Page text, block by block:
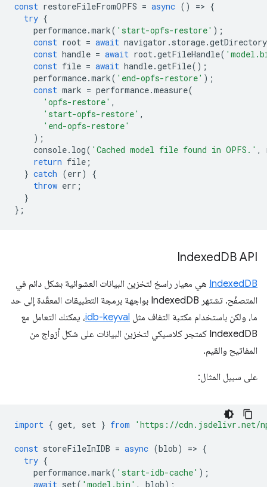
const restoreFileFromOPFS = async () => {
try {
performance.mark( 'start-opfs-restore' );
const root = await navigator . storage.getDirectory
const handle = await root.getFileHandle(
const file = await handle.getFile();
performance.mark( 'end-opfs-restore' );
const mark = performance.measure(
'opfs-restore' ,
'start-opfs-restore' ,
'end-opfs-restore'
);
console. log( 'Cached model file found in OPFS.' ,
return file ;
} catch (err)
{
throw err ;
}
};
IndexedDB API
IndexedDB هي معيار راسخ لتخزين البيانات العشوائية بشكل دائم في
المتصفّح. تشتهر IndexedDB بواجهة برمجة التطبيقات المعقّدة إلى حد
ما، ولكن باستخدام مكتبة التفاف مثل idb-keyval، يمكنك التعامل مع
IndexedDB كمتجر كلاسيكي لتخزين البيانات على شكل أزواج من
المفاتيح والقيم.
على سبيل المثال:
import { get, set } from 'https://cdn.jsdelivr.net/
const storeFileInIDB = async (blob) => {
try {
performance.mark( 'start-idb-cache' );
await set( 'model.bin' , blob);